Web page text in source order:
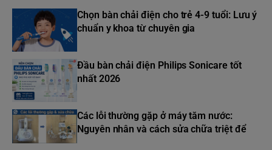
Chọn bàn chải điện cho trẻ 4-9 tuổi: Lưu ý
chuẩn y khoa từ chuyên gia
Đầu bàn chải điện Philips Sonicare tốt
nhất 2026
Các lỗi thường gặp ở máy tăm nước:
Nguyên nhân và cách sửa chữa triệt để